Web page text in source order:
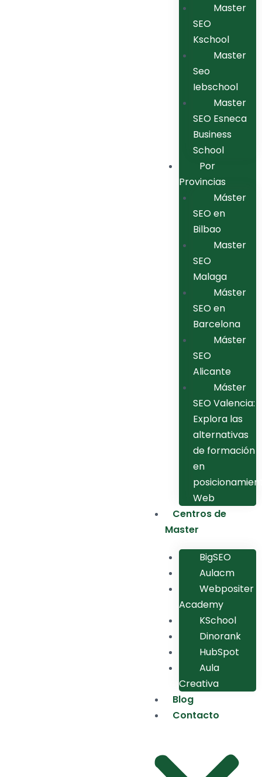
Master
SEO
Kschool
Master
Seo
Iebschool
Master
SEO Esneca
Business
School
Por
Provincias
Máster
SEO en
Bilbao
Master
SEO
Malaga
Máster
SEO en
Barcelona
Máster
SEO
Alicante
Máster
SEO Valencia:
Explora las
alternativas
de formación
en
Web
Centros de
Master
BigSEO
Aulacm
Webpositer
Academy
KSchool
Dinorank
HubSpot
Aula
Creativa
Blog
Contacto